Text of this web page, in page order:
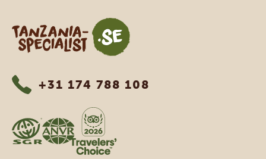
Tanzania Specialist
+31 174 788 108